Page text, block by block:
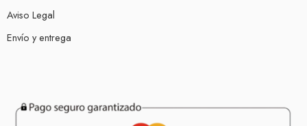
Aviso Legal
Envío y entrega